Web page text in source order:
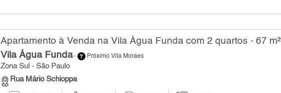
Apartamento à Venda na Vila Água Funda com 2 quartos - 67 m²
Vila Água Funda- Próximo Vila Moraes
Zona Sul - São Paulo
Rua Mário Schioppa